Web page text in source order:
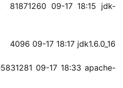
81871260 09-17 18:15 jdk-
4096 09-17 18:17 jdk1.6.0_16
09-17 18:33 apache-